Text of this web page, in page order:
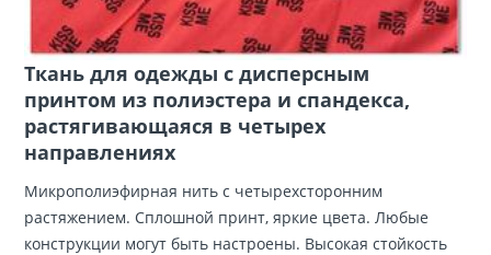
Ткань для одежды с дисперсным
принтом из полиэстера и спандекса,
растягивающаяся в четырех
направлениях
Микрополиэфирная нить с четырехсторонним
растяжением. Сплошной принт, яркие цвета. Любые
конструкции могут быть настроены. Высокая стойкость